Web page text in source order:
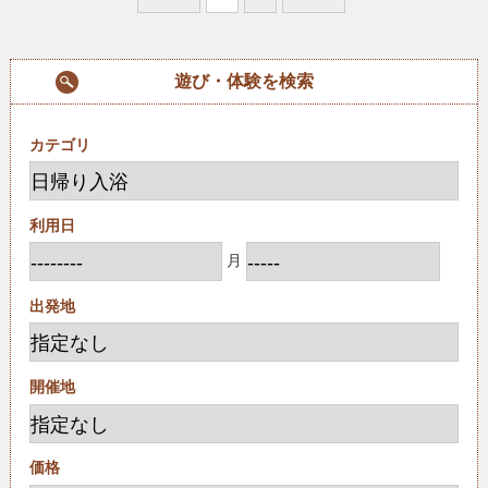
遊び・体験を検索
カテゴリ
利用日
月
出発地
開催地
価格